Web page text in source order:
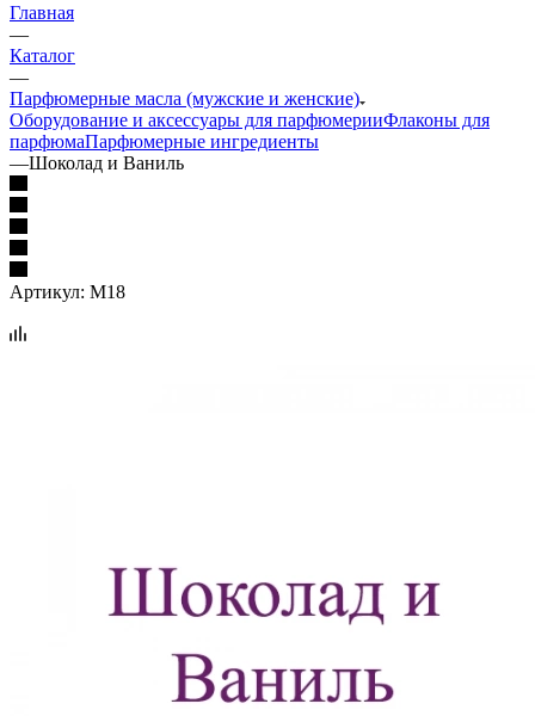
Главная
—
Каталог
—
Парфюмерные масла (мужские и женские)
Оборудование и аксессуары для парфюмерииФлаконы для
парфюмаПарфюмерные ингредиенты
—Шоколад и Ваниль
Артикул: M18